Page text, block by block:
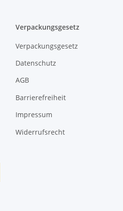
Verpackungsgesetz
Verpackungsgesetz
Datenschutz
AGB
Barrierefreiheit
Impressum
Widerrufsrecht